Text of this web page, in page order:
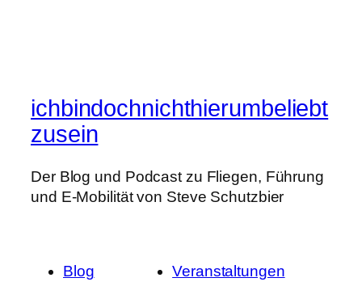
ichbindochnichthierumbeliebt
zusein
Der Blog und Podcast zu Fliegen, Führung
und E-Mobilität von Steve Schutzbier
Blog
Veranstaltungen